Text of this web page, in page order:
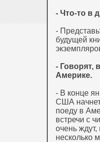
- Что-то в
-
будущей
- Говорят,
Америке.
- В конце
США
поеду в
встречи с
очень
несколько